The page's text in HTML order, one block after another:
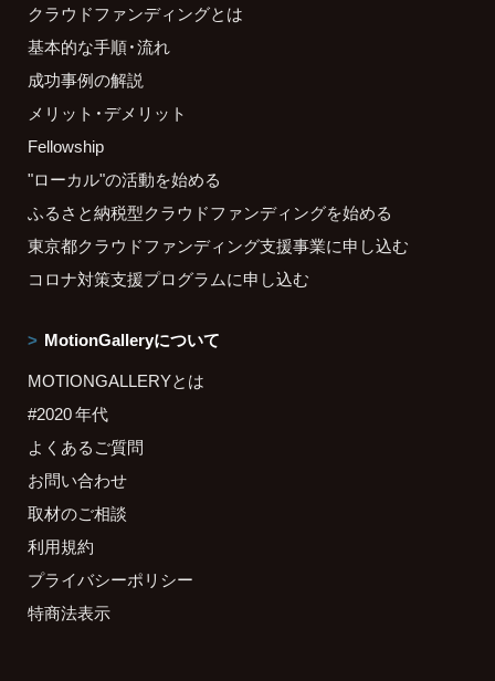
クラウドファンディングとは
基本的な手順・流れ
成功事例の解説
メリット・デメリット
Fellowship
"ローカル"の活動を始める
ふるさと納税型クラウドファンディングを始める
東京都クラウドファンディング支援事業に申し込む
コロナ対策支援プログラムに申し込む
MotionGalleryについて
MOTIONGALLERYとは
#2020 年代
よくあるご質問
お問い合わせ
取材のご相談
利用規約
プライバシーポリシー
特商法表示